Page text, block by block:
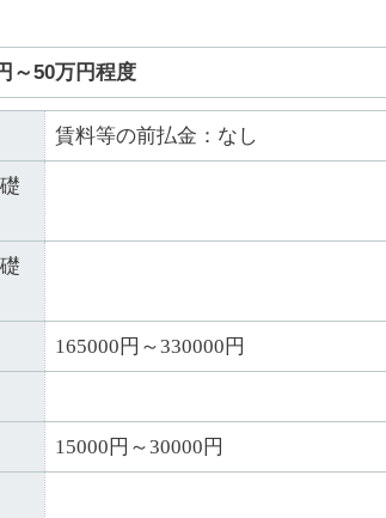
～50万円程度
賃料等の前払金：なし
165000円～330000円
15000円～30000円